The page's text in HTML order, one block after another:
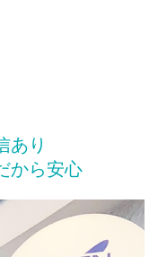
あり
から安心